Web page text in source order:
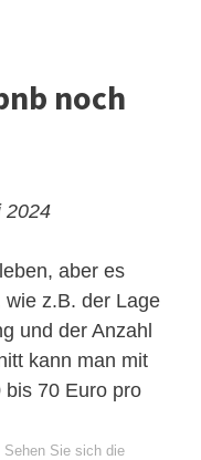
noch
2024
aber es
wie z.B. der Lage
und der Anzahl
kann man mit
70 Euro pro
Sehen Sie sich die